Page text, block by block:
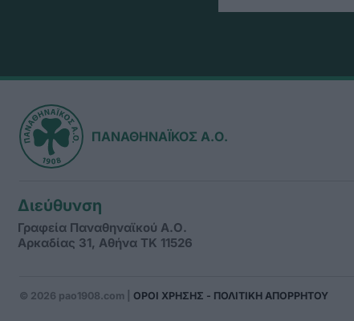
ΠΑΝΑΘΗΝΑΪΚΟΣ Α.Ο.
Διεύθυνση
Γραφεία Παναθηναϊκού Α.Ο.
Αρκαδίας 31, Αθήνα ΤΚ 11526
© 2026 pao1908.com | ΟΡΟΙ ΧΡΗΣΗΣ - ΠΟΛΙΤΙΚΗ ΑΠΟΡΡΗΤΟΥ